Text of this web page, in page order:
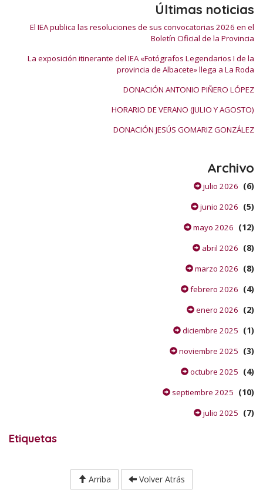
Últimas noticias
El IEA publica las resoluciones de sus convocatorias 2026 en el
Boletín Oficial de la Provincia
La exposición itinerante del IEA «Fotógrafos Legendarios I de la
provincia de Albacete» llega a La Roda
DONACIÓN ANTONIO PIÑERO LÓPEZ
HORARIO DE VERANO (JULIO Y AGOSTO)
DONACIÓN JESÚS GOMARIZ GONZÁLEZ
Archivo
julio 2026 (6)
junio 2026 (5)
mayo 2026 (12)
abril 2026 (8)
marzo 2026 (8)
febrero 2026 (4)
enero 2026 (2)
diciembre 2025 (1)
noviembre 2025 (3)
octubre 2025 (4)
septiembre 2025 (10)
julio 2025 (7)
Etiquetas
Arriba Volver Atrás